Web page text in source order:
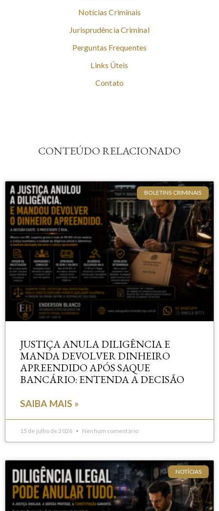
Notícias Criminais
Jurisprudência Criminal
Perguntas Frequentes
Links Úteis
Contato
CONTEÚDO RELACIONADO
BOLETINS CRIMINAIS
JUSTIÇA ANULA DILIGÊNCIA E
MANDA DEVOLVER DINHEIRO
APREENDIDO APÓS SAQUE
BANCÁRIO: ENTENDA A DECISÃO
SAIBA MAIS »
15 de julho de 2026 Nenhum comentário
NOTÍCIAS